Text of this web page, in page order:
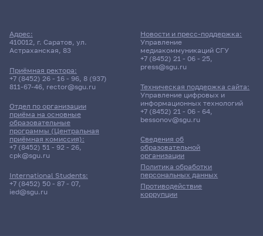
Адрес:
410012, г. Саратов, ул.
Астраханская, 83
Приёмная ректора:
+7 (8452) 26 - 16 - 96, 8 (937)
811-67-46, rector@sgu.ru
Отдел по организации
приёма на основные
образовательные
программы (Центральная
приёмная комиссия):
+7 (8452) 51 - 92 - 26,
cpk@sgu.ru
International Students:
+7 (8452) 50 - 87 - 07,
ied@sgu.ru
Сведения об
образовательной
организации
Политика обработки
персональных данных
Противодействие
коррупции
Новости и пресс-поддержка:
Управление
медиакоммуникаций СГУ
+7 (8452) 21 - 06 - 25,
press@sgu.ru
Техническая поддержка сайта:
Управление цифровых и
информационных технологий
+7 (8452) 21 - 06 - 64,
bessonov@sgu.ru